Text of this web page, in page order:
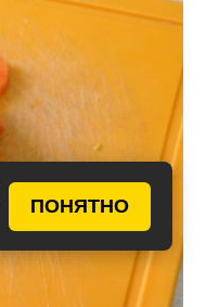
ПОНЯТНО